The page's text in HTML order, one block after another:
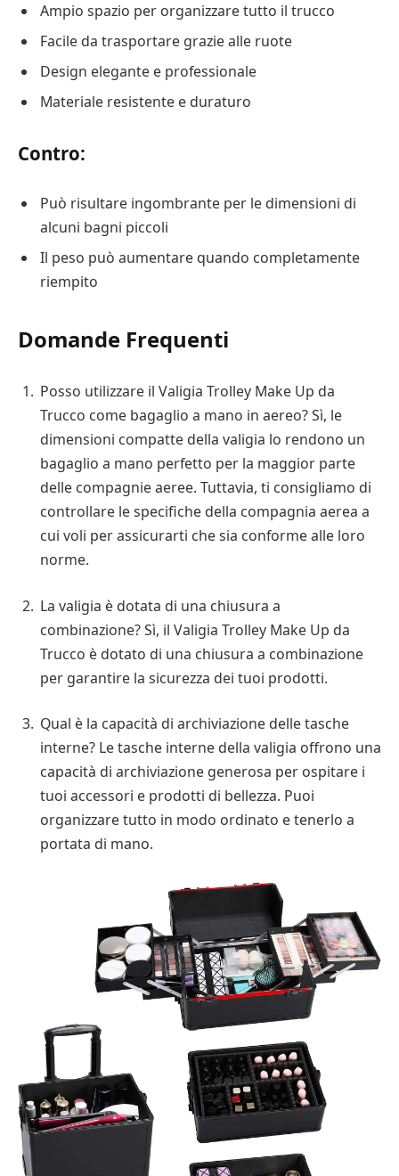
Ampio spazio per organizzare tutto il trucco
Facile da trasportare grazie alle ruote
Design elegante e professionale
Materiale resistente e duraturo
Contro:
Può risultare ingombrante per le dimensioni di
alcuni bagni piccoli
Il peso può aumentare quando completamente
riempito
Domande Frequenti
Posso utilizzare il Valigia Trolley Make Up da
Trucco come bagaglio a mano in aereo? Sì, le
dimensioni compatte della valigia lo rendono un
bagaglio a mano perfetto per la maggior parte
delle compagnie aeree. Tuttavia, ti consigliamo di
controllare le specifiche della compagnia aerea a
cui voli per assicurarti che sia conforme alle loro
norme.
La valigia è dotata di una chiusura a
combinazione? Sì, il Valigia Trolley Make Up da
Trucco è dotato di una chiusura a combinazione
per garantire la sicurezza dei tuoi prodotti.
Qual è la capacità di archiviazione delle tasche
interne? Le tasche interne della valigia offrono una
capacità di archiviazione generosa per ospitare i
tuoi accessori e prodotti di bellezza. Puoi
organizzare tutto in modo ordinato e tenerlo a
portata di mano.